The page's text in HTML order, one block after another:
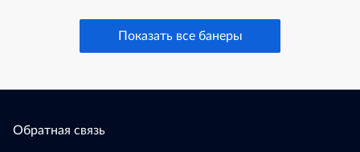
Показать все банеры
Обратная связь